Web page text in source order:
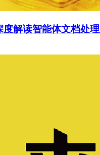
解读智能体文档处